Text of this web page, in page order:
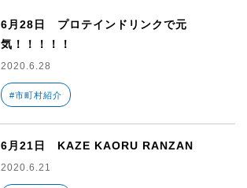
6月28日 プロテインドリンクで元
気！！！！！
2020.6.28
#市町村紹介
6月21日 KAZE KAORU RANZAN
2020.6.21